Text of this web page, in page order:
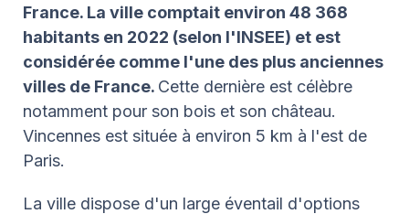
France. La ville comptait environ 48 368
habitants en 2022 (selon l'INSEE) et est
considérée comme l'une des plus anciennes
villes de France. Cette dernière est célèbre
notamment pour son bois et son château.
Vincennes est située à environ 5 km à l'est de
Paris.
La ville dispose d'un large éventail d'options